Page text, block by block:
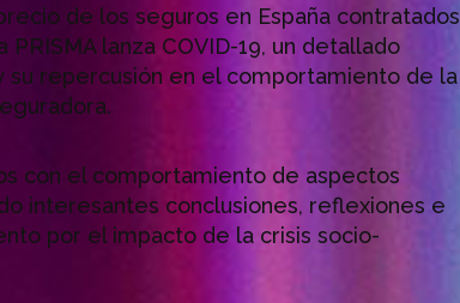
de los seguros en España contratados
lanza COVID-19, un detallado
su repercusión en el comportamiento de la
con el comportamiento de aspectos
interesantes conclusiones, reflexiones e
por el impacto de la crisis socio-